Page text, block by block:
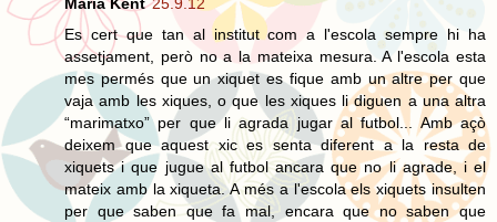
Es cert que tan al institut com a l'escola sempre hi ha
assetjament, però no a la mateixa mesura. A l'escola esta
mes permés que un xiquet es fique amb un altre per que
vaja amb les xiques, o que les xiques li diguen a una altra
“marimatxo” per que li agrada jugar al futbol... Amb açò
deixem que aquest xic es senta diferent a la resta de
xiquets i que jugue al futbol ancara que no li agrade, i el
mateix amb la xiqueta. A més a l'escola els xiquets insulten
per que saben que fa mal, encara que no saben que